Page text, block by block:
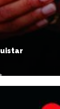
escola
crianÃ§as